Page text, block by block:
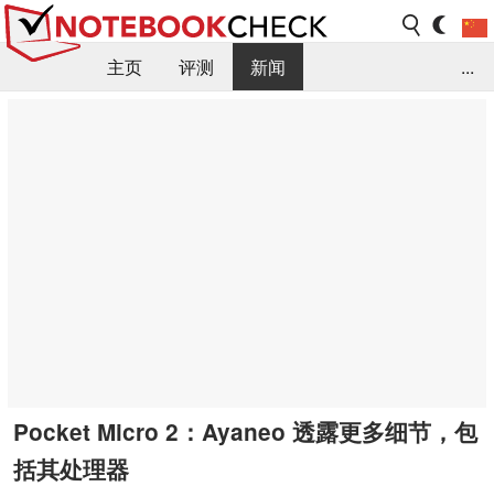
主页 评测
新闻
...
Pocket Micro 2：Ayaneo 透露更多细节，包
括其处理器